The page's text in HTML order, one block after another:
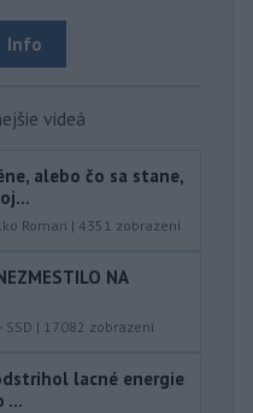
Info
videá
alebo čo sa stane,
Roman | 4351 zobrazení
NA
SSD | 17082 zobrazení
lacné energie
...